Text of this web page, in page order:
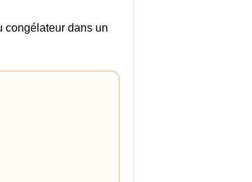
congélateur dans un